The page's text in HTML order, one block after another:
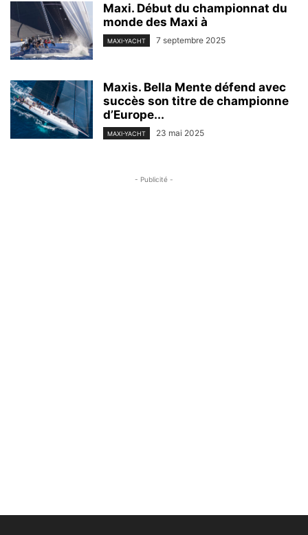
Maxi. Début du championnat du
monde des Maxi à
MAXI-YACHT 7 septembre 2025
Maxis. Bella Mente défend avec
succès son titre de championne
d’Europe...
MAXI-YACHT 23 mai 2025
- Publicité -